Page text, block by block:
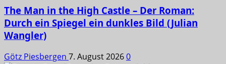
The Man in the High Castle – Der Roman:
Durch ein Spiegel ein dunkles Bild (Julian
Wangler)
Götz Piesbergen 7. August 20260